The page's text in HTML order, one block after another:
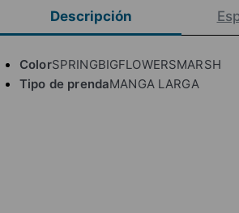
Descripción
ColorSPRINGBIGFLOWERSMARSH
Tipo de prendaMANGA LARGA